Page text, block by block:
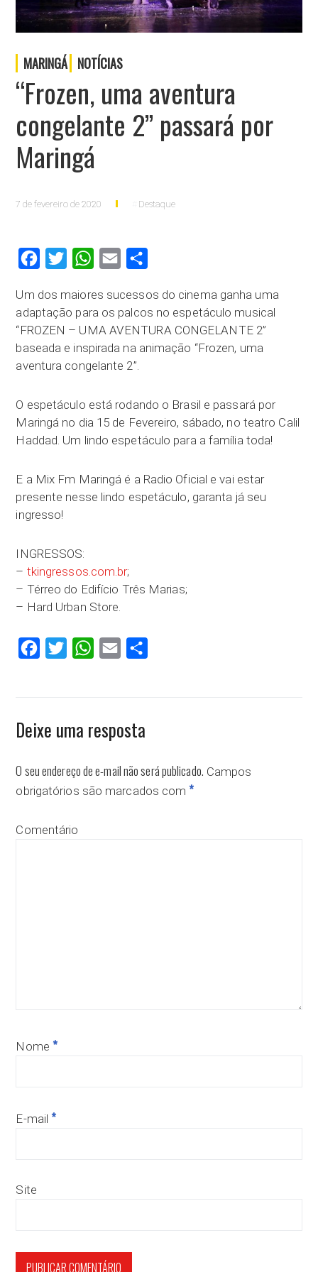
MARINGÁ NOTÍCIAS
“Frozen, uma aventura
congelante 2” passará por
Maringá
7 de fevereiro de 2020 Destaque
FacebookTwitter WhatsApp
Email
Um dos maiores sucessos do cinema ganha uma
adaptação para os palcos no espetáculo musical
“FROZEN – UMA AVENTURA CONGELANTE 2”
baseada e inspirada na animação “Frozen, uma
aventura congelante 2”.
O espetáculo está rodando o Brasil e passará por
Maringá no dia 15 de Fevereiro, sábado, no teatro Calil
Haddad. Um lindo espetáculo para a família toda!
E a Mix Fm Maringá é a Radio Oficial e vai estar
presente nesse lindo espetáculo, garanta já seu
ingresso!
INGRESSOS:
– tkingressos.com.br;
– Térreo do Edifício Três Marias;
– Hard Urban Store.
FacebookTwitter WhatsApp
Email
Deixe uma resposta
O seu endereço de e-mail não será publicado. Campos
obrigatórios são marcados com *
Comentário
Nome *
E-mail *
Site